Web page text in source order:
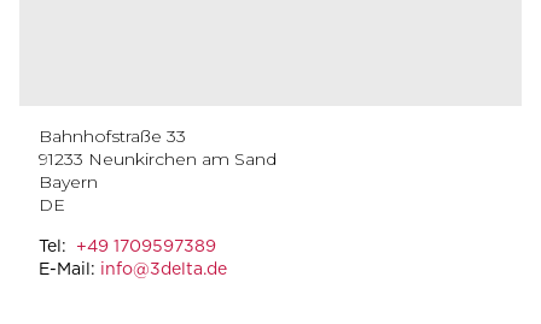
Bahnhofstraße 33
91233 Neunkirchen am Sand
Bayern
DE
Tel:
+49 1709597389
E-Mail: info@3delta.de